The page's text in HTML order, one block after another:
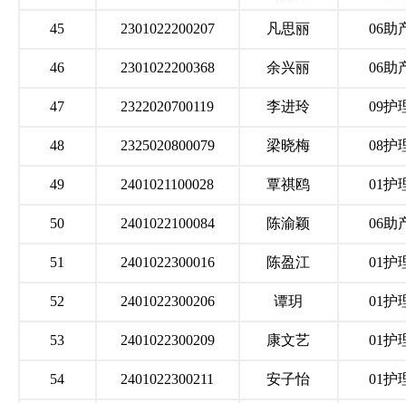
45 2301022200207 凡思丽 06助
46 2301022200368 余兴丽 06助
47 2322020700119 李进玲 09护
48 2325020800079 梁晓梅 08护
49 2401021100028 覃祺鸥 01护
50 2401022100084 陈渝颖 06助
51 2401022300016 陈盈江 01护
52 2401022300206 谭玥 01护
53 2401022300209 康文艺 01护
54 2401022300211 安子怡 01护